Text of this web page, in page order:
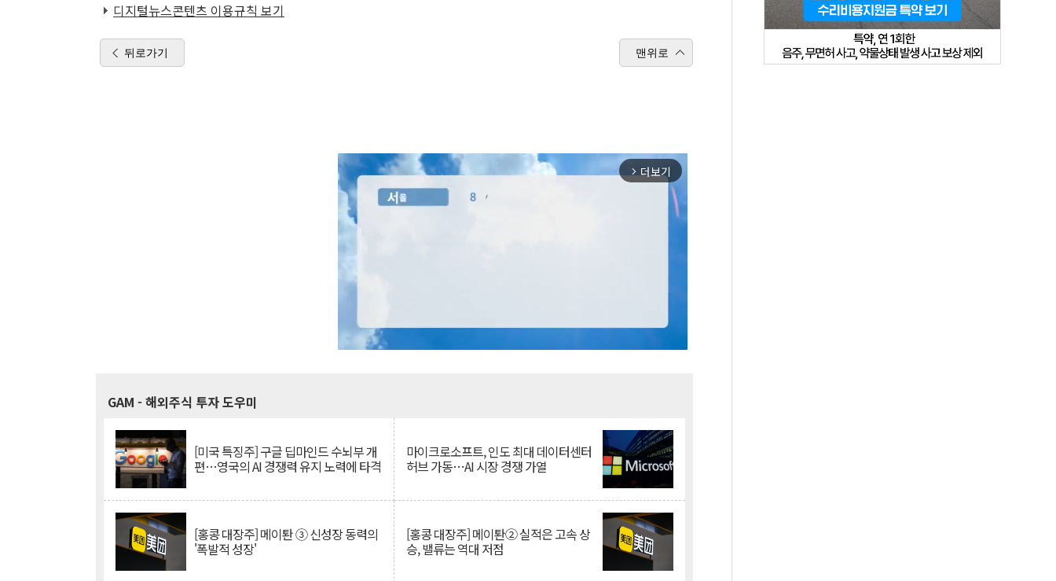
디지털뉴스콘텐츠 이용규칙 보기
뒤로가기 맨위로
arrow_forward_ios 더보기
GAM - 해외주식 투자 도우미
[미국 특징주] 구글 딥마인드 수뇌부 개
편…영국의 AI 경쟁력 유지 노력에 타격
마이크로소프트, 인도 최대 데이터센터
허브 가동…AI 시장 경쟁 가열
[홍콩 대장주] 메이퇀 ③ 신성장 동력의
'폭발적 성장'
[홍콩 대장주] 메이퇀② 실적은 고속 상
승, 밸류는 역대 저점